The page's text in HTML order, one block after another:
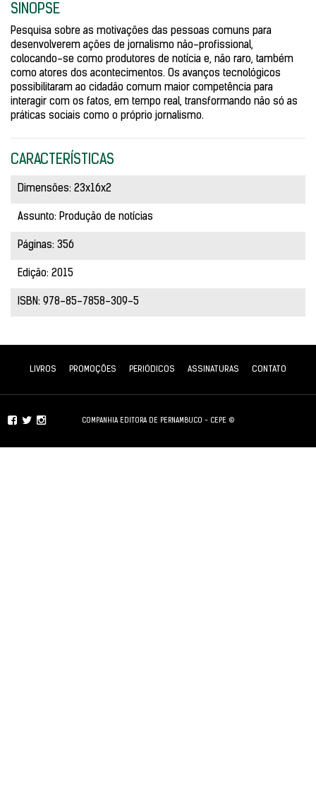
SINOPSE
Pesquisa sobre as motivações das pessoas comuns para
desenvolverem ações de jornalismo não-profissional,
colocando-se como produtores de notícia e, não raro, também
como atores dos acontecimentos. Os avanços tecnológicos
possibilitaram ao cidadão comum maior competência para
interagir com os fatos, em tempo real, transformando não só as
práticas sociais como o próprio jornalismo.
CARACTERÍSTICAS
Dimensões: 23x16x2
Assunto: Produção de notícias
Páginas: 356
Edição: 2015
ISBN: 978-85-7858-309-5
LIVROS PROMOÇÕES PERIÓDICOS ASSINATURAS CONTATO
COMPANHIA EDITORA DE PERNAMBUCO - CEPE ©